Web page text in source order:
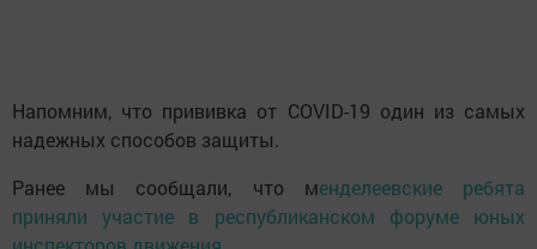
Напомним, что прививка от COVID-19 один из самых
надежных способов защиты.
Ранее мы сообщали, что менделеевские ребята
приняли участие в республиканском форуме юных